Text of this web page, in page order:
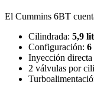
El Cummins 6BT
Cilindrada: 5,9
Configuración: 6
Inyección directa
2 válvulas por